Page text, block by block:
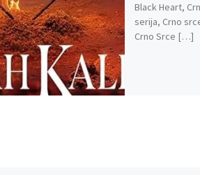
Black Heart,
serija, Crno
Crno Srce […]